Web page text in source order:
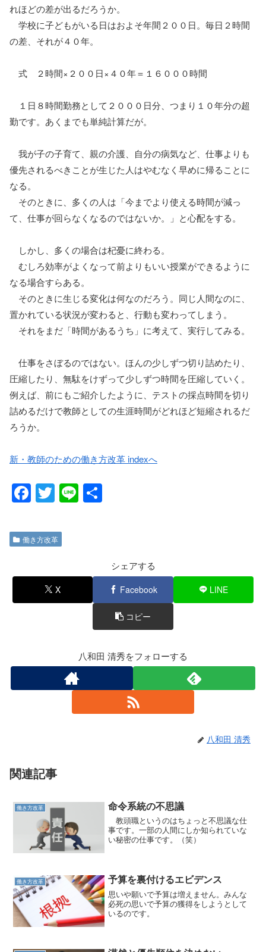
れほどの差が出るだろうか。
学校に子どもがいる日はおよそ年間２００日。毎日２時間
の差、それが４０年。
式 ２時間×２００日×４０年＝１６０００時間
１日８時間勤務として２０００日分、つまり１０年分の超
勤です。あくまでも単純計算だが。
我が子の子育て、親の介護、自分の病気など、仕事よりも
優先されるべきことが生じた人はやむなく早めに帰ることに
なる。
そのときに、多くの人は「今までより使える時間が減っ
て、仕事が回らなくなるのではないか。」と心配をする。
しかし、多くの場合は杞憂に終わる。
むしろ効率がよくなって前よりもいい授業ができるように
なる場合すらある。
そのときに生じる変化は何なのだろう。同じ人間なのに、
置かれている状況が変わると、行動も変わってしまう。
それをまだ「時間があるうち」に考えて、実行してみる。
仕事をさぼるのではない。ほんの少しずつ切り詰めたり、
圧縮したり、無駄をけずって少しずつ時間を圧縮していく。
例えば、前にもご紹介したように、テストの採点時間を切り
詰めるだけで教師としての生涯時間がどれほど短縮されるだ
ろうか。
新・教師のための働き方改革 indexへ
F
c
e
b
o
T
tt
er
Li
働き方改革
シェアする
X Facebook LINE
コピー
八和田 清秀をフォローする
八和田 清秀
関連記事
働き方改革 命令系統の不思議
教頭職というのはちょっと不思議な仕
事です。一部の人間にしか知られていな
い秘密の仕事です。（笑）
働き方改革 予算を裏付けるエビデンス
思いや願いで予算は増えません。みんな
必死の思いで予算の獲得をしようとして
いるのです。